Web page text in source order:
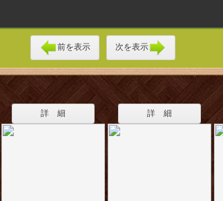
前を表示 次を表示
詳 細 詳 細